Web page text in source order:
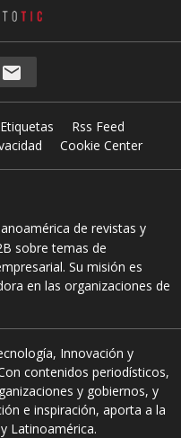
Etiquetas
Rss Feed
Cookie Center
de revistas y
sobre temas de
Su misión es
en las organizaciones de
Innovación y
contenidos periodísticos,
y gobiernos, y
e inspiración, aporta a la
Latinoamérica.